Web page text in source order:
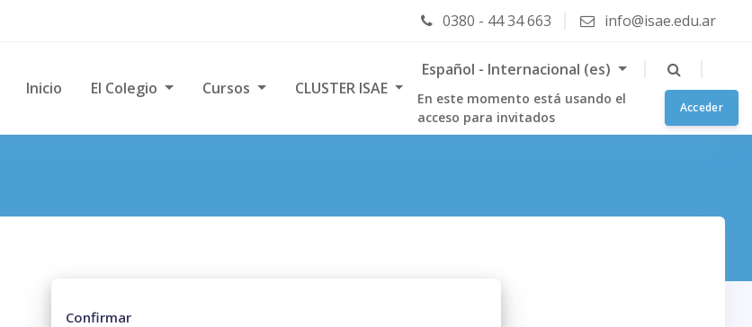
0380 - 44 34 663 info@isae.edu.ar
Inicio El Colegio Cursos CLUSTER ISAE
Español - Internacional ‎(es)‎
En este momento está usando el
acceso para invitados
Acceder
Confirmar